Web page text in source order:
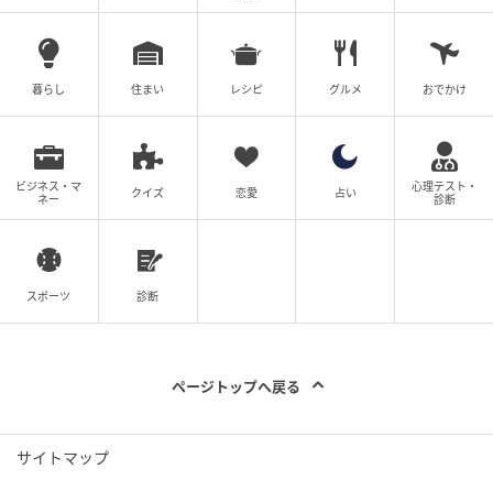
実際に履いてみると、しっかり厚めの生地な上にかな
りギューっと圧がかかるため、慣れるまでは正直ちょ
っと履きづらい！特に下半身が太めな筆者は、上まで
引き上げるのに最初は一苦労でした。
ただ、履いてしまえば窮屈すぎることはなく、お腹周
で、苦しいことはありません。また、圧が強い分脚が
引き締まっている実感は高いように感じました。
暮らし 住まい レシピ グルメ おでかけ
ビジネス・マ
ネー
クイズ 恋愛 占い
心理テスト・
診断
スポーツ 診断
ページトップへ戻る
サイトマップ